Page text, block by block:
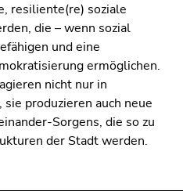
resiliente(re) soziale
die – wenn sozial
und eine
ermöglichen.
nicht nur in
produzieren auch neue
Sorgens, die so zu
der Stadt werden.